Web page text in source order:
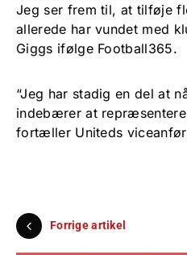
Jeg ser frem til, at tilføje
allerede har vundet med
Giggs ifølge Football365.
“Jeg har stadig en del at
indebærer at repræsentere
fortæller Uniteds
Forrige artikel